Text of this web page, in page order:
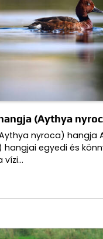
(Aythya
nyroca) hangja
egyedi és
vízi…